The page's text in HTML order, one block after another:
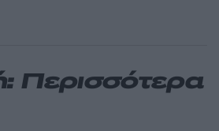
Περισσότερα